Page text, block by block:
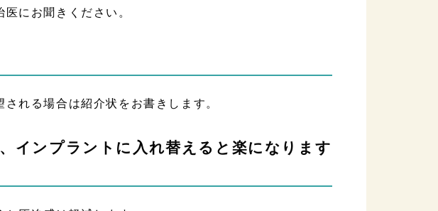
にお聞きください。
れる場合は紹介状をお書きします。
インプラントに入れ替えると楽になります